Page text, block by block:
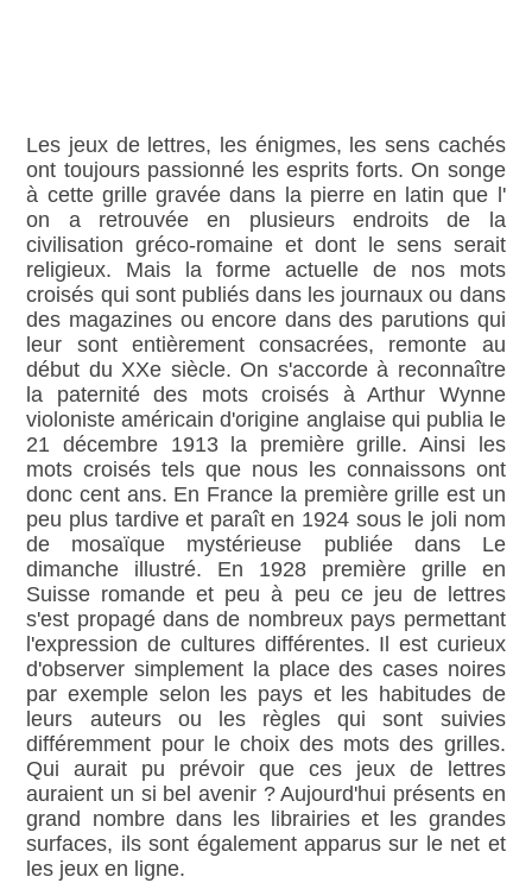
Les jeux de lettres, les énigmes, les sens cachés
ont toujours passionné les esprits forts. On songe
à cette grille gravée dans la pierre en latin que l'
on a retrouvée en plusieurs endroits de la
civilisation gréco-romaine et dont le sens serait
religieux. Mais la forme actuelle de nos mots
croisés qui sont publiés dans les journaux ou dans
des magazines ou encore dans des parutions qui
leur sont entièrement consacrées, remonte au
début du XXe siècle. On s'accorde à reconnaître
la paternité des mots croisés à Arthur Wynne
violoniste américain d'origine anglaise qui publia le
21 décembre 1913 la première grille. Ainsi les
mots croisés tels que nous les connaissons ont
donc cent ans. En France la première grille est un
peu plus tardive et paraît en 1924 sous le joli nom
de mosaïque mystérieuse publiée dans Le
dimanche illustré. En 1928 première grille en
Suisse romande et peu à peu ce jeu de lettres
s'est propagé dans de nombreux pays permettant
l'expression de cultures différentes. Il est curieux
d'observer simplement la place des cases noires
par exemple selon les pays et les habitudes de
leurs auteurs ou les règles qui sont suivies
différemment pour le choix des mots des grilles.
Qui aurait pu prévoir que ces jeux de lettres
auraient un si bel avenir ? Aujourd'hui présents en
grand nombre dans les librairies et les grandes
surfaces, ils sont également apparus sur le net et
les jeux en ligne.